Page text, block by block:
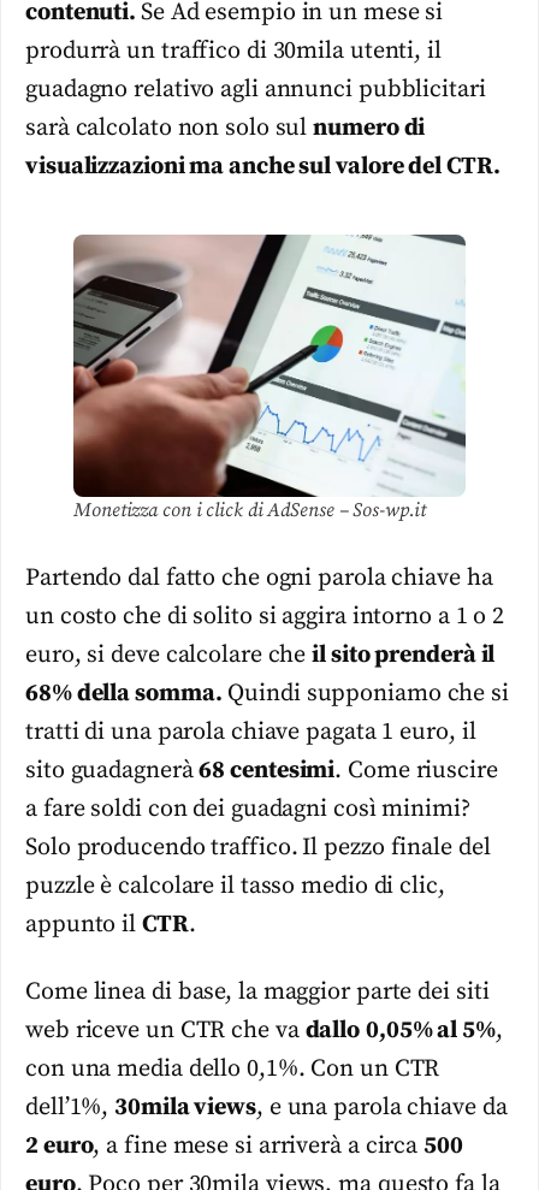
contenuti. Se Ad esempio in un mese si
produrrà un traffico di 30mila utenti, il
guadagno relativo agli annunci pubblicitari
sarà calcolato non solo sulnumero di
visualizzazioni ma anche sul valore del CTR.
Monetizza con i click di AdSense – Sos-wp.it
Partendo dal fatto che ogni parola chiave ha
un costo che di solito si aggira intorno a 1 o 2
euro, si deve calcolare cheil sito prenderà il
68% della somma. Quindi supponiamo che si
tratti di una parola chiave pagata 1 euro, il
sito guadagnerà68 centesimi. Come riuscire
a fare soldi con dei guadagni così minimi?
Solo producendo traffico.Il pezzo finale del
puzzle è calcolare il tasso medio di clic,
appunto il CTR.
Come linea di base, la maggior parte dei siti
web riceve un CTR che va dallo 0,05% al 5%,
con una media dello 0,1%. Con un CTR
dell’1%,30mila views, e una parola chiave da
2 euro, a fine mese si arriverà a circa 500